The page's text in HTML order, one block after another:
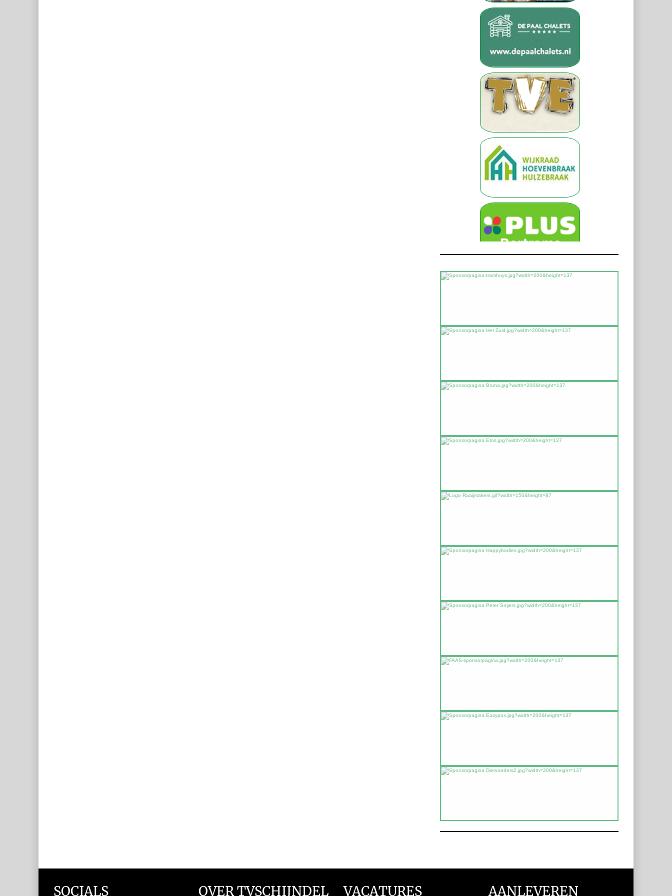
SOCIALS OVER TVSCHIJNDEL VACATURES AANLEVEREN